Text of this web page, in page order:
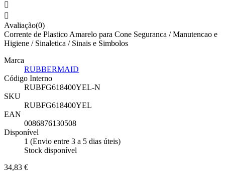


Avaliação(0)
Corrente de Plastico Amarelo para Cone Seguranca / Manutencao e
Higiene / Sinaletica / Sinais e Simbolos
Marca
RUBBERMAID
Código Interno
RUBFG618400YEL-N
SKU
RUBFG618400YEL
EAN
0086876130508
Disponível
1 (Envio entre 3 a 5 dias úteis)
Stock disponível
34,83 €